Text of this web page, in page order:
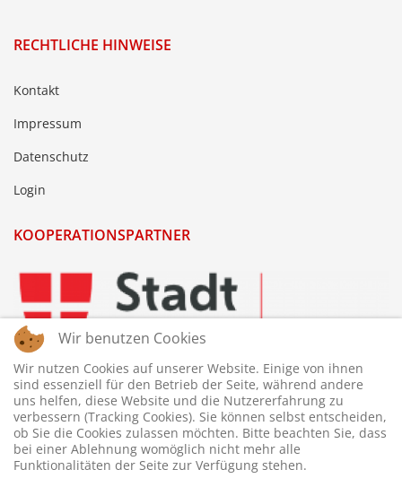
RECHTLICHE HINWEISE
Kontakt
Impressum
Datenschutz
Login
KOOPERATIONSPARTNER
Wir benutzen Cookies
Wir nutzen Cookies auf unserer Website. Einige von ihnen
sind essenziell für den Betrieb der Seite, während andere
uns helfen, diese Website und die Nutzererfahrung zu
verbessern (Tracking Cookies). Sie können selbst entscheiden,
ob Sie die Cookies zulassen möchten. Bitte beachten Sie, dass
bei einer Ablehnung womöglich nicht mehr alle
Funktionalitäten der Seite zur Verfügung stehen.